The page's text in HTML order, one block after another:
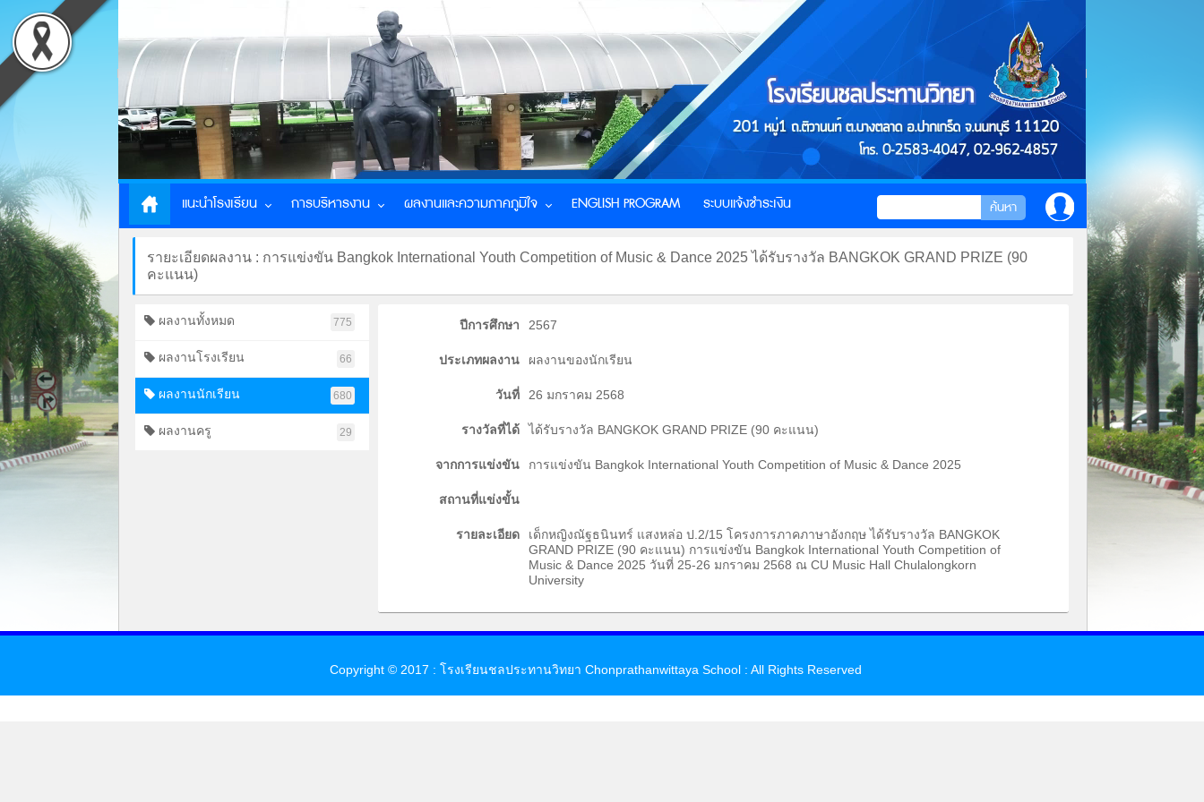
แนะนำโรงเรียน การบริหารงาน ผลงานและความภาคภูมิใจ ENGLISH PROGRAM ระบบแจ้งชำระเงิน
รายะเอียดผลงาน : การแข่งขัน Bangkok International Youth Competition of Music & Dance 2025 ได้รับรางวัล BANGKOK GRAND PRIZE (90
คะแนน)
ผลงานทั้งหมด 775
ผลงานโรงเรียน 66
ผลงานนักเรียน 680
ผลงานครู 29
ปีการศึกษา 2567
ประเภทผลงาน ผลงานของนักเรียน
วันที่ 26 มกราคม 2568
รางวัลที่ได้ ได้รับรางวัล BANGKOK GRAND PRIZE (90 คะแนน)
จากการแข่งขัน การแข่งขัน Bangkok International Youth Competition of Music & Dance 2025
สถานที่แข่งขั้น
รายละเอียด
เด็กหญิงณัฐธนินทร์ แสงหล่อ ป.2/15 โครงการภาคภาษาอังกฤษ ได้รับรางวัล BANGKOK
GRAND PRIZE (90 คะแนน) การแข่งขัน Bangkok International Youth Competition of
Music & Dance 2025 วันที่ 25-26 มกราคม 2568 ณ CU Music Hall Chulalongkorn
University
Copyright © 2017 : โรงเรียนชลประทานวิทยา Chonprathanwittaya School : All Rights Reserved